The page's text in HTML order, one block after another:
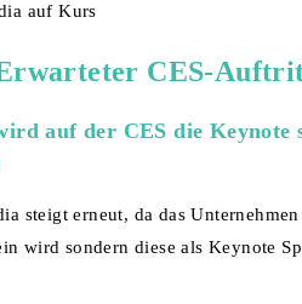
CES-
auf der CES die
steigt erneut, da das
wird sondern diese als Keynote